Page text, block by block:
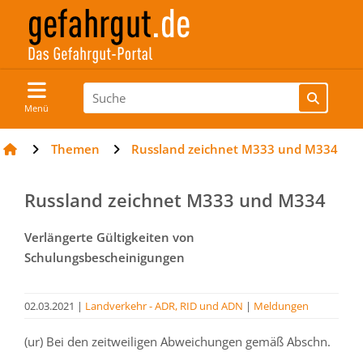
Menü
Themen Russland zeichnet M333 und M334
Russland zeichnet M333 und M334
Verlängerte Gültigkeiten von
Schulungsbescheinigungen
02.03.2021 | Landverkehr - ADR, RID und ADN | Meldungen
(ur) Bei den zeitweiligen Abweichungen gemäß Abschn.